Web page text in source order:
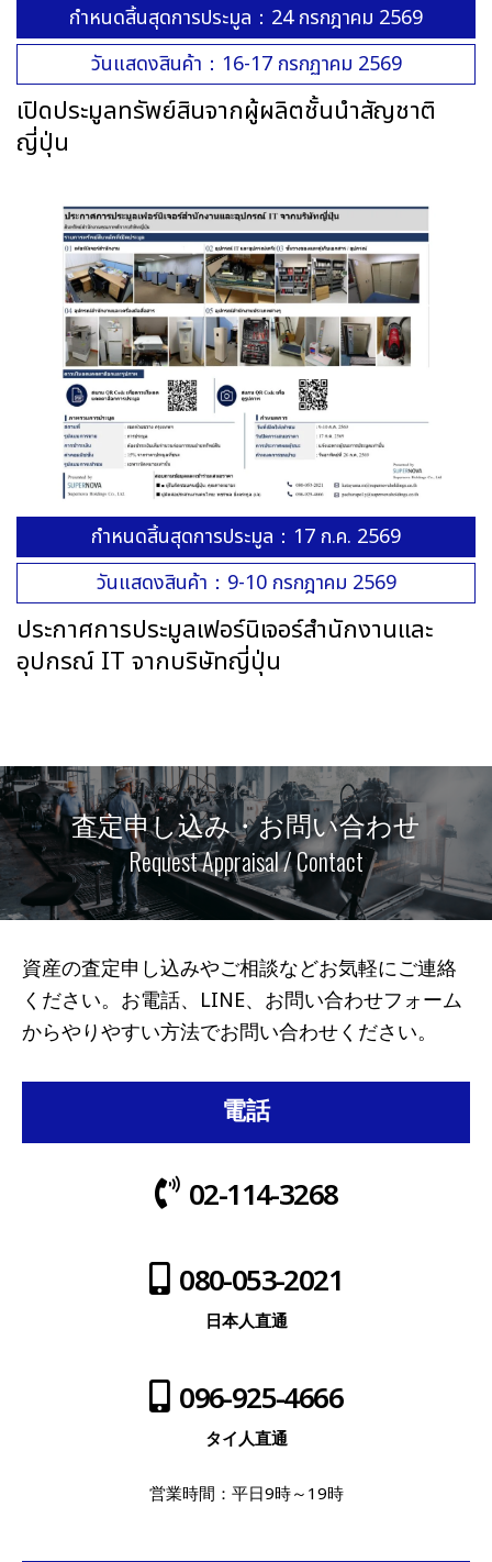
กำหนดสิ้นสุดการประมูล：24 กรกฎาคม 2569
วันแสดงสินค้า：16-17 กรกฏาคม 2569
เปิดประมูลทรัพย์สินจากผู้ผลิตชั้นนำสัญชาติ
ญี่ปุ่น
กำหนดสิ้นสุดการประมูล：17 ก.ค. 2569
วันแสดงสินค้า：9-10 กรกฎาคม 2569
ประกาศการประมูลเฟอร์นิเจอร์สำนักงานและ
อุปกรณ์ IT จากบริษัทญี่ปุ่น
査定申し込み・お問い合わせ
Request Appraisal / Contact
資産の査定申し込みやご相談などお気軽にご連絡
ください。お電話、LINE、お問い合わせフォーム
からやりやすい方法でお問い合わせください。
電話
02-114-3268
080-053-2021
日本人直通
096-925-4666
タイ人直通
営業時間：平日9時～19時